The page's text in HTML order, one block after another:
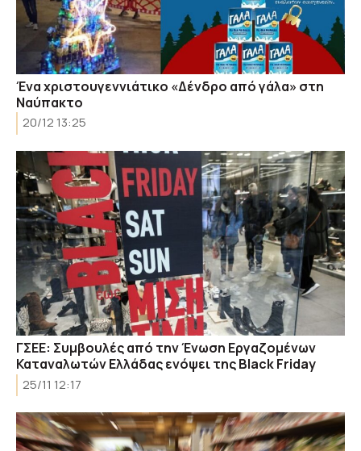
Ένα χριστουγεννιάτικο «Δένδρο από γάλα» στη
Ναύπακτο
20/12 13:25
ΓΣΕΕ: Συμβουλές από την Ένωση Εργαζομένων
Καταναλωτών Ελλάδας ενόψει της Black Friday
25/11 12:17